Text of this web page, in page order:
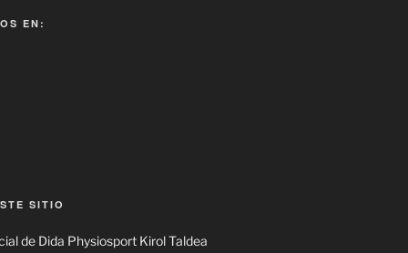
EN:
SITIO
de Dida Physiosport Kirol Taldea